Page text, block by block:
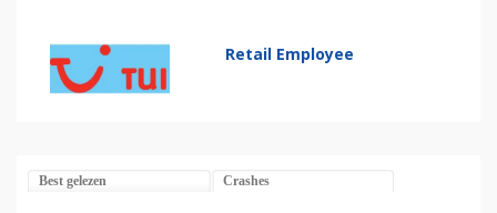
Retail Employee
Best gelezen Crashes